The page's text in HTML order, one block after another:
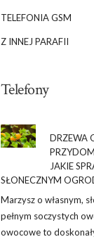
TELEFONIA GSM
Z INNEJ PARAFII
Telefony
DRZEWA
JAKIE
SŁONECZNYM
Marzysz o własnym,
pełnym soczystych
owocowe to